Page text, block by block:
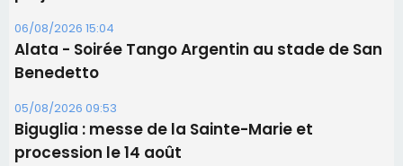
31/07/2026 08:24
Tennis - Début ce week-end du tournoi du
RCPV
31/07/2026 08:22
82ème anniversaire de la disparition du
Commandant Antoine de Saint Exupery